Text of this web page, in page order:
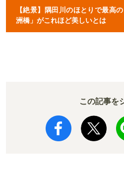
【絶景】隅田川のほとりで最
洲橋」がこれほど美しいとは
この記事を